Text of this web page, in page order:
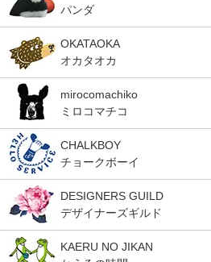
パンダ
OKATAOKA
オカタオカ
mirocomachiko
ミロコマチコ
CHALKBOY
チョークボーイ
DESIGNERS GUILD
デザイナーズギルド
KAERU NO JIKAN